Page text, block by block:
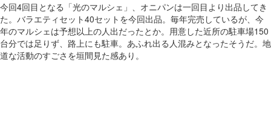
今回4回目となる「光のマルシェ」、オニパンは一回目より出品してき
た。バラエティセット40セットを今回出品。毎年完売しているが、今
年のマルシェは予想以上の人出だったとか。用意した近所の駐車場150
台分では足りず、路上にも駐車。あふれ出る人混みとなったそうだ。地
道な活動のすごさを垣間見た感あり。